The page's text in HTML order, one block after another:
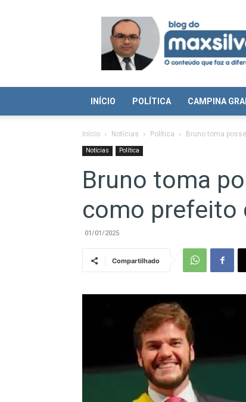
Blog
Max
Silva
INÍCIO POLÍTICA CAMPINA
Início Notícias Política Bruno toma
Notícias Política
Bruno toma
como prefeito
01/01/2025
Compartilhado